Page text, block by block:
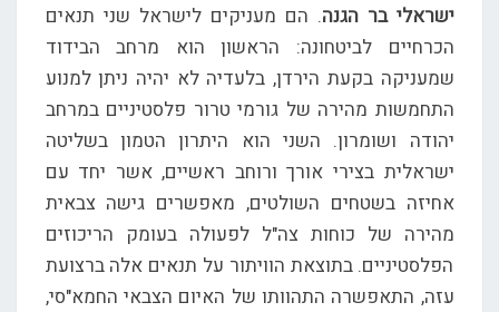
ישראלי בר הגנה. הם מעניקים לישראל שני תנאים
הכרחיים לביטחונה: הראשון הוא מרחב הבידוד
שמעניקה בקעת הירדן, בלעדיה לא יהיה ניתן למנוע
התחמשות מהירה של גורמי טרור פלסטיניים במרחב
יהודה ושומרון. השני הוא היתרון הטמון בשליטה
ישראלית בצירי אורך ורוחב ראשיים, אשר יחד עם
אחיזה בשטחים השולטים, מאפשרים גישה צבאית
מהירה של כוחות צה"ל לפעולה בעומק הריכוזים
הפלסטיניים. בתוצאת הוויתור על תנאים אלה ברצועת
עזה, התאפשרה התהוותו של האיום הצבאי החמא"סי,